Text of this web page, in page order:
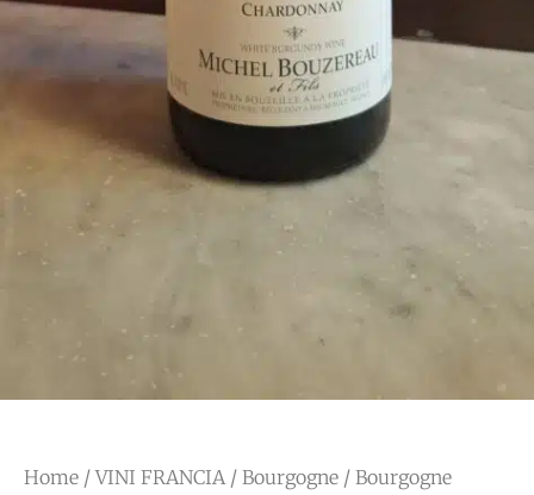
Home /VINI FRANCIA / Bourgogne / Bourgogne